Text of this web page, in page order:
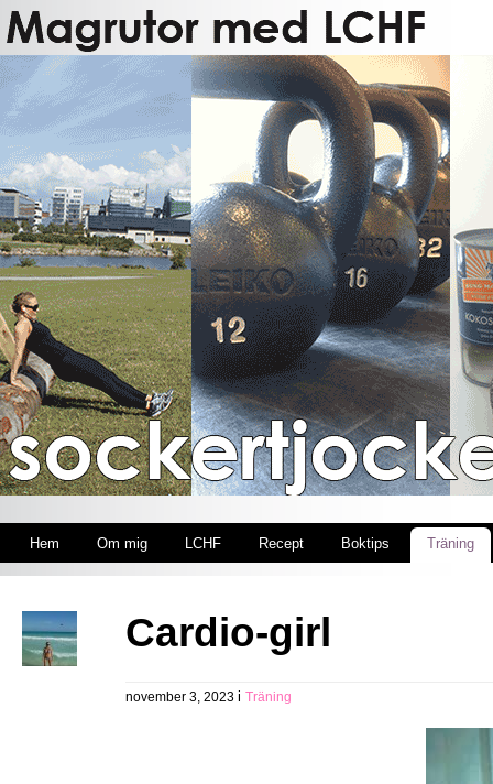
Hem Om mig LCHF Recept Boktips Träning
Cardio-girl
november 3, 2023 i Träning